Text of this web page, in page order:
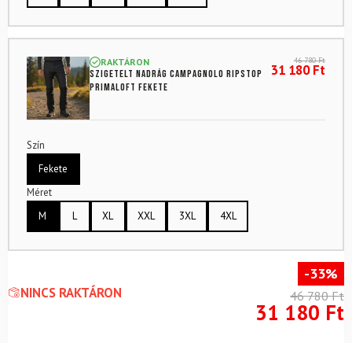
RAKTÁRON
Szigetelt nadrág CAMPAGNOLO Ripstop
Primaloft Fekete
46 780Ft
31 180Ft
Szín
Fekete
Méret
M
L XL XXL 3XL 4XL
NINCS RAKTÁRON
-33%
46 780Ft
31 180 Ft